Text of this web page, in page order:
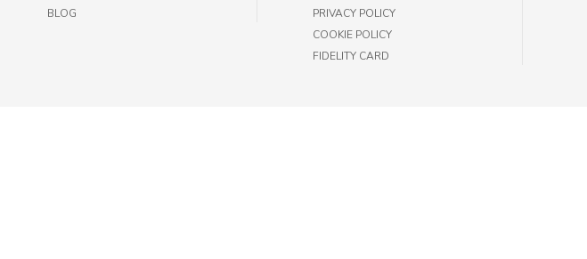
BLOG
PRIVACY POLICY
COOKIE POLICY
FIDELITY CARD